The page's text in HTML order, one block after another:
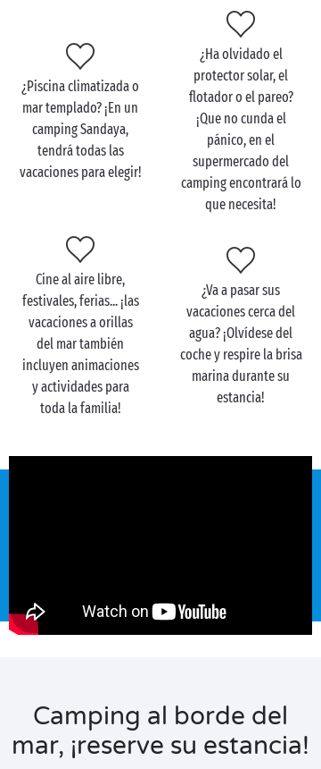
¿Piscina climatizada o
mar templado? ¡En un
camping Sandaya,
tendrá todas las
vacaciones para elegir!
¿Ha olvidado el
protector solar, el
flotador o el pareo?
¡Que no cunda el
pánico, en el
supermercado del
camping encontrará lo
que necesita!
Cine al aire libre,
festivales, ferias... ¡las
vacaciones a orillas
del mar también
incluyen animaciones
y actividades para
toda la familia!
¿Va a pasar sus
vacaciones cerca del
agua? ¡Olvídese del
coche y respire la brisa
marina durante su
estancia!
Camping al borde del
mar, ¡reserve su estancia!